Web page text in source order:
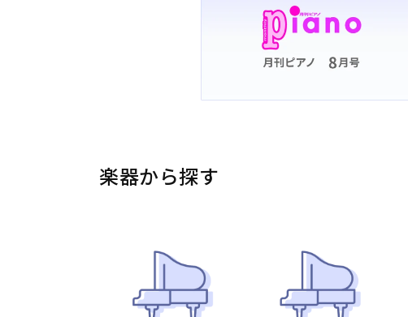
楽器から探す